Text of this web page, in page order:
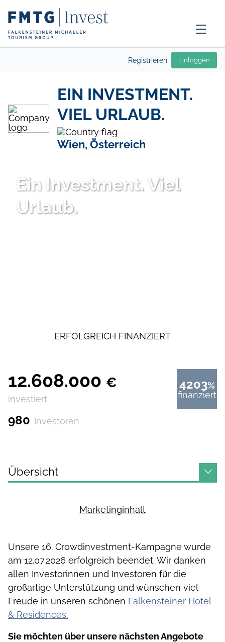
Registrieren Einloggen
EIN INVESTMENT.
VIEL URLAUB.
Wien, Österreich
Ein Investment. Viel
Urlaub.
ERFOLGREICH FINANZIERT
12.608.000 €
investiert
980 Investoren
4203%
finanziert
Übersicht
Marketinginhalt
Unsere 16. Crowdinvestment-Kampagne wurde
am 12.07.2026 erfolgreich beendet. Wir danken
allen Investorinnen und Investoren für die
großartige Unterstützung und wünschen viel
Freude in unseren schönen Falkensteiner Hotel
& Residences.
Sie möchten über unsere nächsten Angebote